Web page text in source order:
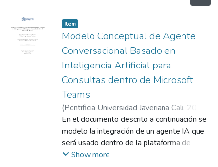
Item
Modelo Conceptual de Agente
Conversacional Basado en
Inteligencia Artificial para
Consultas dentro de Microsoft
Teams
(Pontificia Universidad Javeriana Cali, 2025
Balaguera Castaño, Daniel Alexander;
Góngora Cárdenas, William Felipe; Sarria
Montemiranda, Gerardo Mauricio
En el documento descrito a continuación se
modelo la integración de un agente IA que
será usado dentro de la plataforma de
Microsoft Teams, dicho agente está
Show more